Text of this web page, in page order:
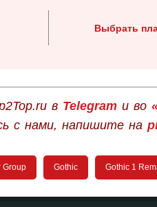
Выбрать
в Telegramи во
с нами, напишите на
Group Gothic Gothic 1